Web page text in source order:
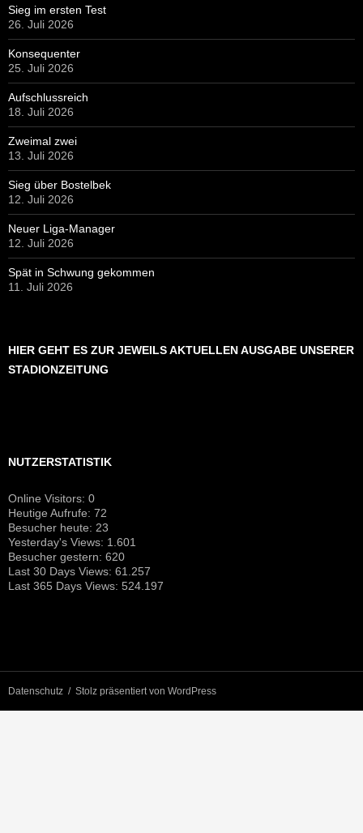
Sieg im ersten Test
26. Juli 2026
Konsequenter
25. Juli 2026
Aufschlussreich
18. Juli 2026
Zweimal zwei
13. Juli 2026
Sieg über Bostelbek
12. Juli 2026
Neuer Liga-Manager
12. Juli 2026
Spät in Schwung gekommen
11. Juli 2026
HIER GEHT ES ZUR JEWEILS AKTUELLEN AUSGABE UNSERER
STADIONZEITUNG
NUTZERSTATISTIK
Online Visitors: 0
Heutige Aufrufe: 72
Besucher heute: 23
Yesterday's Views: 1.601
Besucher gestern: 620
Last 30 Days Views: 61.257
Last 365 Days Views: 524.197
Datenschutz Stolz präsentiert von WordPress